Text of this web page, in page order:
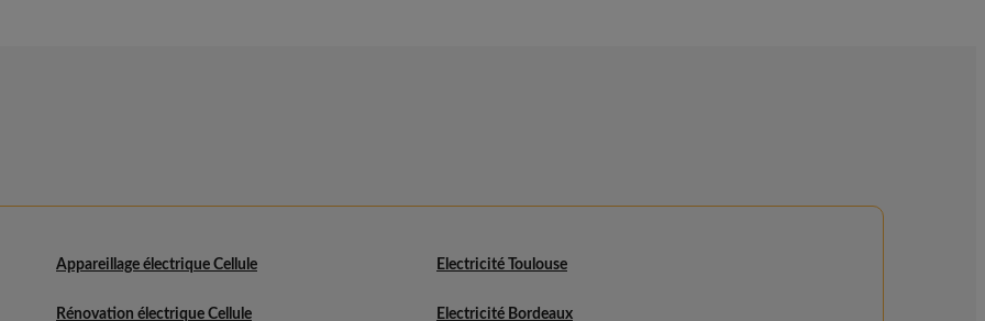
Appareillage électrique Cellule
Rénovation électrique Cellule
Electricité Toulouse
Electricité Bordeaux